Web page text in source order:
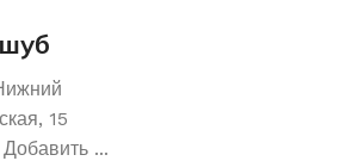
15
...